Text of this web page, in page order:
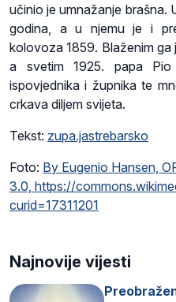
učinio je umnažanje brašna.
godina, a u njemu je i
kolovoza 1859. Blaženim ga
a svetim 1925. papa
ispovjednika i župnika te
crkava diljem svijeta.
Tekst: zupa.jastrebarsko
Foto: By Eugenio Hansen,
3.0, https://
curid=17311201
Najnovije vijesti